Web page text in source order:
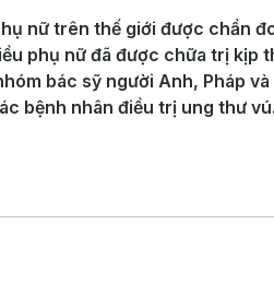
nữ trên thế giới được chẩn
phụ nữ đã được chữa trị
bác sỹ người Anh, Pháp
bệnh nhân điều trị ung thư vú.